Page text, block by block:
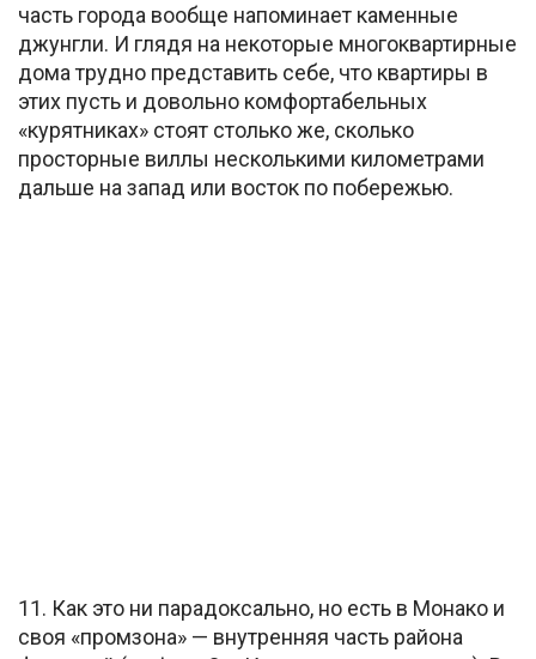
часть города вообще напоминает каменные
джунгли. И глядя на некоторые многоквартирные
дома трудно представить себе, что квартиры в
этих пусть и довольно комфортабельных
«курятниках» стоят столько же, сколько
просторные виллы несколькими километрами
дальше на запад или восток по побережью.
11. Как это ни парадоксально, но есть в Монако и
своя «промзона» — внутренняя часть района